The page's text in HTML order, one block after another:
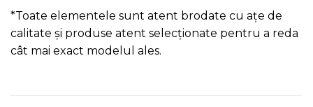
*Toate elementele sunt atent brodate cu ațe de
calitate și produse atent selecționate pentru a reda
cât mai exact modelul ales.